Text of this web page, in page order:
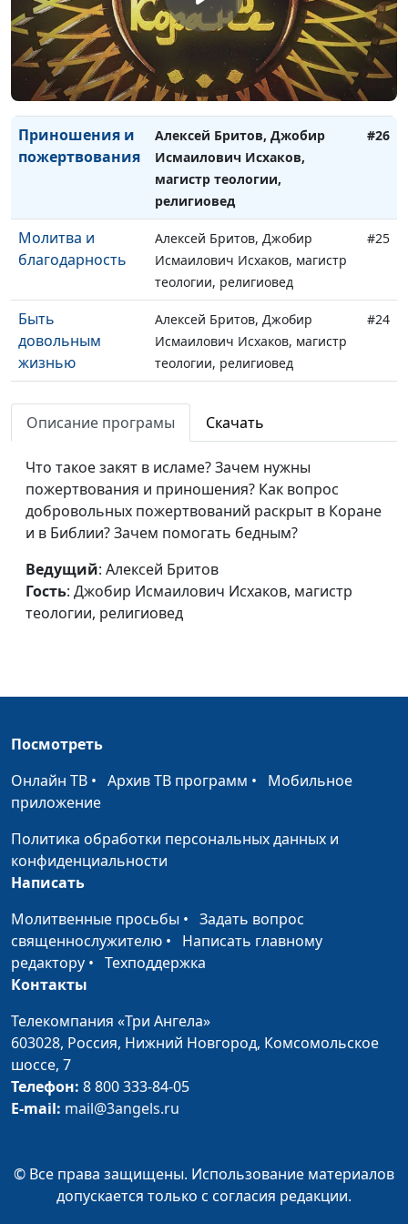
Умирал ли Иисус
на кресте?
Алексей Бритов, Сергей
священнослужитель, магистр
богословия
#27
Приношения и
пожертвования
Алексей Бритов, Джобир
Исмаилович Исхаков,
магистр теологии,
религиовед
#26
Молитва и
благодарность
Алексей Бритов, Джобир
Исмаилович Исхаков, магистр
теологии, религиовед
#25
Быть
довольным
жизнью
Алексей Бритов, Джобир
Исмаилович Исхаков, магистр
теологии, религиовед
#24
Суеверие и
религия
Алексей Бритов, Джобир
Исмаилович Исхаков, магистр
теологии, религиовед
судном дне
Алексей Бритов, Джобир
Исмаилович Исхаков, магистр
теологии, религиовед
Признаки
последнего
времени
Алексей Бритов, Джобир
Исмаилович Исхаков, магистр
Новозаветные
Коране
теологии, религиовед
Сходства Библии
теологии, религиовед
Прямой путь
праведника
Алексей Бритов, Джобир
Ислам – религия
мира или
войны?
Алексей Бритов, Джобир
теологии, религиовед
#15
(вторая часть)
Джобир Исмаилович Исхаков,
магистр теологии, религиовед
Описание програмы Скачать
Что такое закят в исламе? Зачем нужны
пожертвования и приношения? Как вопрос
добровольных пожертвований раскрыт в Коране
и в Библии? Зачем помогать бедным?
Ведущий: Алексей Бритов
Гость: Джобир Исмаилович Исхаков, магистр
теологии, религиовед
Посмотреть
Онлайн ТВ • Архив ТВ программ • Мобильное
приложение
Политика обработки персональных данных и
конфиденциальности
Написать
Молитвенные просьбы • Задать вопрос
священнослужителю • Написать главному
редактору • Техподдержка
Контакты
Телекомпания «Три Ангела»
603028, Россия, Нижний Новгород, Комсомольское
шоссе, 7
Телефон: 8 800 333-84-05
E-mail: mail@3angels.ru
© Все права защищены. Использование материалов
допускается только с согласия редакции.